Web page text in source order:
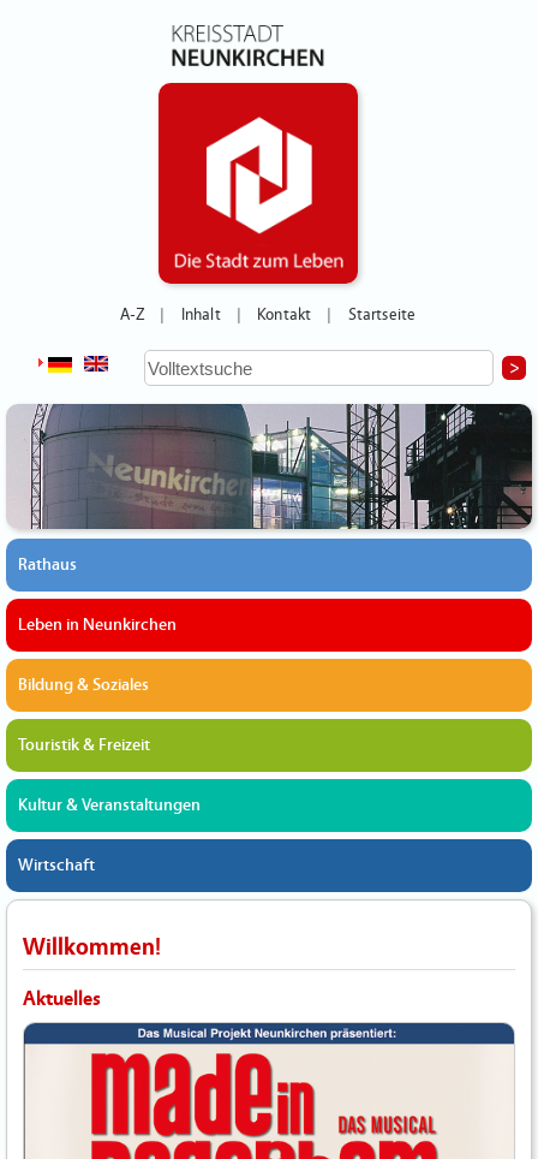
A-Z Inhalt Kontakt Startseite
Rathaus
Leben in Neunkirchen
Bildung & Soziales
Touristik & Freizeit
Kultur & Veranstaltungen
Wirtschaft
Willkommen!
Aktuelles